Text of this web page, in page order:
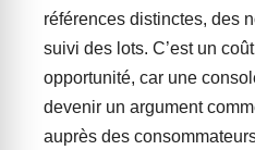
références distinctes, des
suivi des lots. C’est un
opportunité, car une
devenir un argument
auprès des